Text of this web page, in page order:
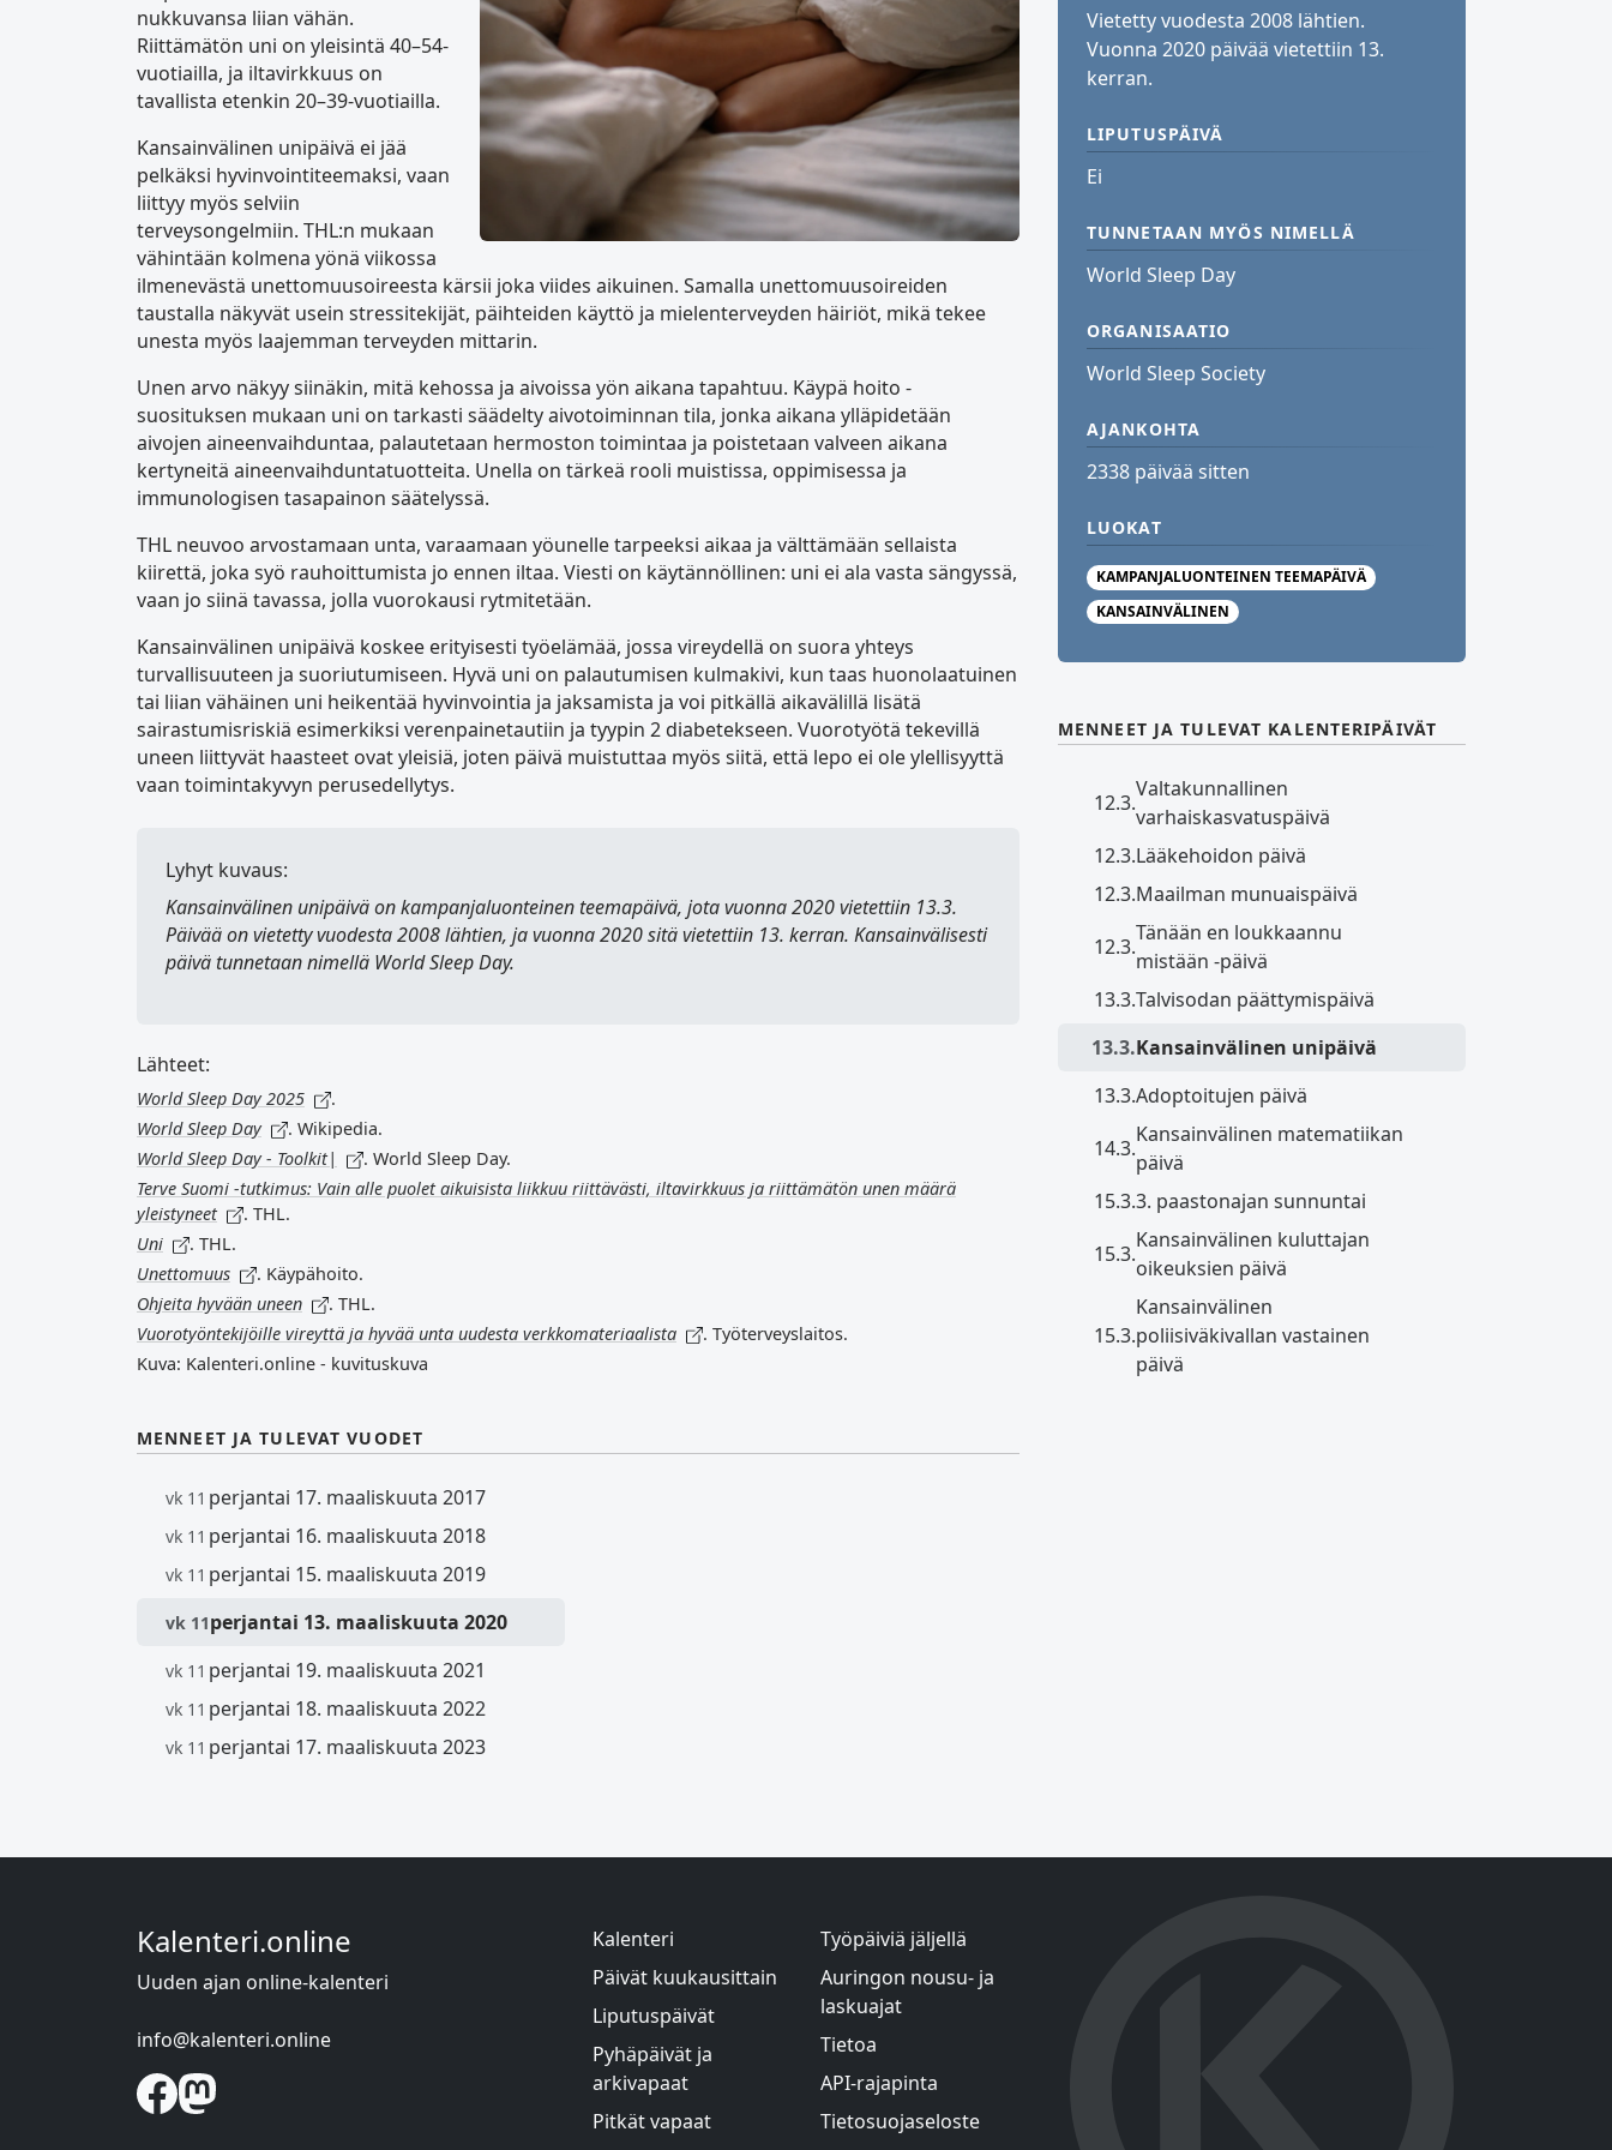
nukkuvansa liian vähän.
Riittämätön uni on yleisintä 40–54-
vuotiailla, ja iltavirkkuus on
tavallista etenkin 20–39-vuotiailla.
Kansainvälinen unipäivä ei jää
pelkäksi hyvinvointiteemaksi, vaan
liittyy myös selviin
terveysongelmiin. THL:n mukaan
vähintään kolmena yönä viikossa
ilmenevästä unettomuusoireesta kärsii joka viides aikuinen. Samalla unettomuusoireiden
taustalla näkyvät usein stressitekijät, päihteiden käyttö ja mielenterveyden häiriöt, mikä tekee
unesta myös laajemman terveyden mittarin.
Unen arvo näkyy siinäkin, mitä kehossa ja aivoissa yön aikana tapahtuu. Käypä hoito -
suosituksen mukaan uni on tarkasti säädelty aivotoiminnan tila, jonka aikana ylläpidetään
aivojen aineenvaihduntaa, palautetaan hermoston toimintaa ja poistetaan valveen aikana
kertyneitä aineenvaihduntatuotteita. Unella on tärkeä rooli muistissa, oppimisessa ja
immunologisen tasapainon säätelyssä.
THL neuvoo arvostamaan unta, varaamaan yöunelle tarpeeksi aikaa ja välttämään sellaista
kiirettä, joka syö rauhoittumista jo ennen iltaa. Viesti on käytännöllinen: uni ei ala vasta sängyssä,
vaan jo siinä tavassa, jolla vuorokausi rytmitetään.
Kansainvälinen unipäivä koskee erityisesti työelämää, jossa vireydellä on suora yhteys
turvallisuuteen ja suoriutumiseen. Hyvä uni on palautumisen kulmakivi, kun taas huonolaatuinen
tai liian vähäinen uni heikentää hyvinvointia ja jaksamista ja voi pitkällä aikavälillä lisätä
sairastumisriskiä esimerkiksi verenpainetautiin ja tyypin 2 diabetekseen. Vuorotyötä tekevillä
uneen liittyvät haasteet ovat yleisiä, joten päivä muistuttaa myös siitä, että lepo ei ole ylellisyyttä
vaan toimintakyvyn perusedellytys.
Lyhyt kuvaus:
Kansainvälinen unipäiväon kampanjaluonteinen teemapäivä, jota vuonna 2020 vietettiin 13.3.
Päivää on vietetty vuodesta 2008 lähtien, ja vuonna 2020 sitä vietettiin 13. kerran. Kansainvälisesti
päivä tunnetaan nimellä World Sleep Day.
Lähteet:
World Sleep Day 2025
.
World Sleep Day
. Wikipedia.
World Sleep Day - Toolkit|
. World Sleep Day.
Terve Suomi -tutkimus: Vain alle puolet aikuisista liikkuu riittävästi, iltavirkkuus ja riittämätön unen määrä
yleistyneet
. THL.
Uni
. THL.
Unettomuus
. Käypähoito.
Ohjeita hyvään uneen
. THL.
Vuorotyöntekijöille vireyttä ja hyvää unta uudesta verkkomateriaalista
. Työterveyslaitos.
Kuva: Kalenteri.online - kuvituskuva
MENNEET JA TULEVAT VUODET
vk 11 perjantai 17. maaliskuuta 2017
vk 11 perjantai 16. maaliskuuta 2018
vk 11 perjantai 15. maaliskuuta 2019
vk 11perjantai 13. maaliskuuta 2020
vk 11 perjantai 19. maaliskuuta 2021
vk 11 perjantai 18. maaliskuuta 2022
vk 11 perjantai 17. maaliskuuta 2023
Vietetty vuodesta 2008 lähtien.
Vuonna 2020 päivää vietettiin 13.
kerran.
LIPUTUSPÄIVÄ
Ei
TUNNETAAN MYÖS NIMELLÄ
World Sleep Day
ORGANISAATIO
World Sleep Society
AJANKOHTA
2338 päivää sitten
LUOKAT
KAMPANJALUONTEINEN TEEMAPÄIVÄ
KANSAINVÄLINEN
MENNEET JA TULEVAT KALENTERIPÄIVÄT
12.3.
Valtakunnallinen
varhaiskasvatuspäivä
12.3.Lääkehoidon päivä
12.3.Maailman munuaispäivä
12.3.
Tänään en loukkaannu
mistään -päivä
13.3.Talvisodan päättymispäivä
13.3.Kansainvälinen unipäivä
13.3.Adoptoitujen päivä
14.3.
Kansainvälinen matematiikan
päivä
15.3.3. paastonajan sunnuntai
15.3.
Kansainvälinen kuluttajan
oikeuksien päivä
15.3.
Kansainvälinen
poliisiväkivallan vastainen
päivä
Kalenteri.online
Uuden ajan online-kalenteri
info@kalenteri.online
Kalenteri
Päivät kuukausittain
Liputuspäivät
Pyhäpäivät ja
arkivapaat
Pitkät vapaat
Työpäiviä jäljellä
Auringon nousu- ja
laskuajat
Tietoa
API-rajapinta
Tietosuojaseloste